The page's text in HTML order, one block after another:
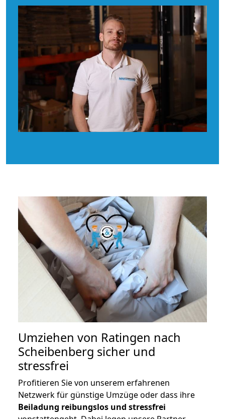
Umziehen von Ratingen nach
Scheibenberg sicher und
stressfrei
Profitieren Sie von unserem erfahrenen
Netzwerk für günstige Umzüge oder dass ihre
Beiladung reibungslos und stressfrei